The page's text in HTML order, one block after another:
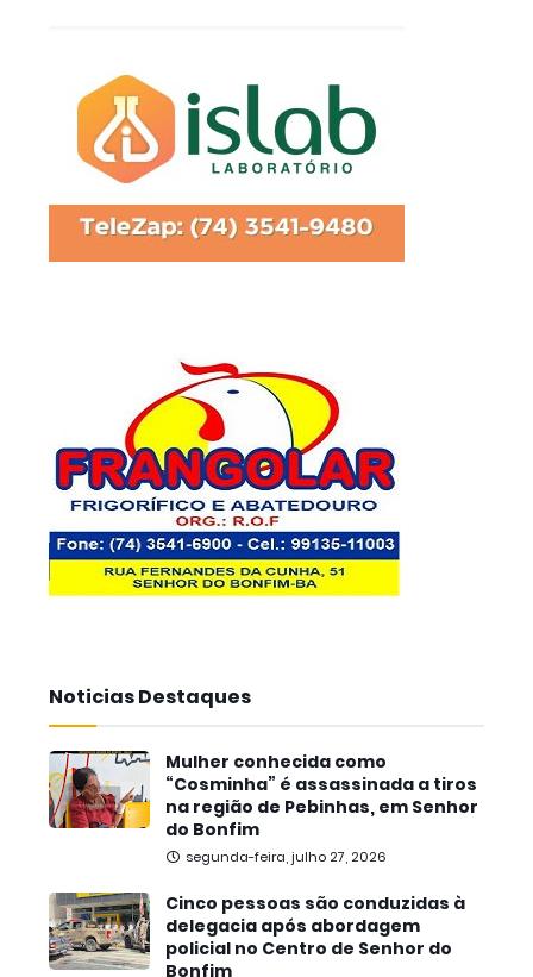
Noticias Destaques
Mulher conhecida como
“Cosminha” é assassinada a tiros
na região de Pebinhas, em Senhor
do Bonfim
segunda-feira, julho 27, 2026
Cinco pessoas são conduzidas à
delegacia após abordagem
policial no Centro de Senhor do
Bonfim